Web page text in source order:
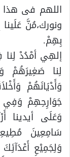
اللهم فى هذا
ونورك،مُنَّ عَلَينا
بِهِمْ.
إلهِي أمْدُدْ
لِنا صَغِيرَهُمْ
وَأَدْيَانَهُمْ
جَوَارِحِهِمْ وَفِي
وَعَلَى أيدينا
سَامِعِينَ
وَلِجَمِيْعِ